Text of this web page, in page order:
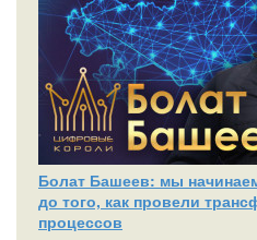
Болат Башеев: мы
до того, как провели
процессов